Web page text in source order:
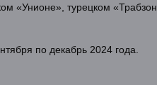
«Унионе», турецком
по декабрь 2024 года.